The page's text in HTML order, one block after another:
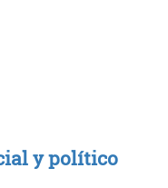
y político